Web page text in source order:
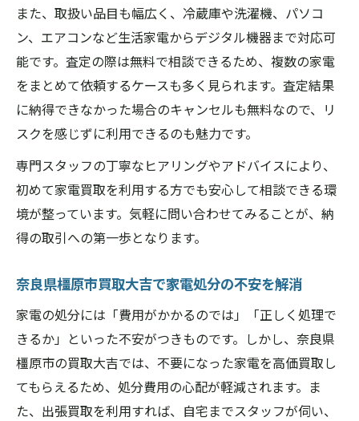
奈良県橿原市買取大吉の初めてガイド徹底
解説
初利用でも安心できる家電買取の基本知識
買取手続きの流れと疑問点を丁寧にご案内
家電買取の不安を解消するサポート体制紹
介
初心者向け奈良県橿原市の買取大吉活用法
手軽に進める家電査定から取引までの流れ
奈良県橿原市買取大吉なら家電査定が手軽
家電査定から買取成立までのスムーズな流
れ
説
買取大吉の家電査定で無駄なく取引を実現
自宅で簡単に始める家電買取の具体的な流
れ
また、取扱い品目も幅広く、冷蔵庫や洗濯機、パソコ
ン、エアコンなど生活家電からデジタル機器まで対応可
能です。査定の際は無料で相談できるため、複数の家電
をまとめて依頼するケースも多く見られます。査定結果
に納得できなかった場合のキャンセルも無料なので、リ
スクを感じずに利用できるのも魅力です。
専門スタッフの丁寧なヒアリングやアドバイスにより、
初めて家電買取を利用する方でも安心して相談できる環
境が整っています。気軽に問い合わせてみることが、納
得の取引への第一歩となります。
奈良県橿原市買取大吉で家電処分の不安を解消
家電の処分には「費用がかかるのでは」「正しく処理で
きるか」といった不安がつきものです。しかし、奈良県
橿原市の買取大吉では、不要になった家電を高価買取し
てもらえるため、処分費用の心配が軽減されます。ま
た、出張買取を利用すれば、自宅までスタッフが伺い、